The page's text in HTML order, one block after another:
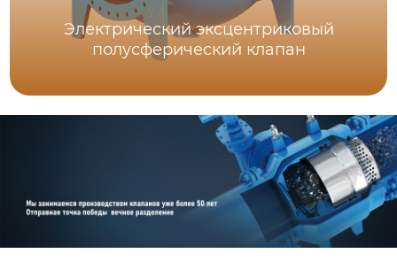
Электрический эксцентриковый
полусферический клапан